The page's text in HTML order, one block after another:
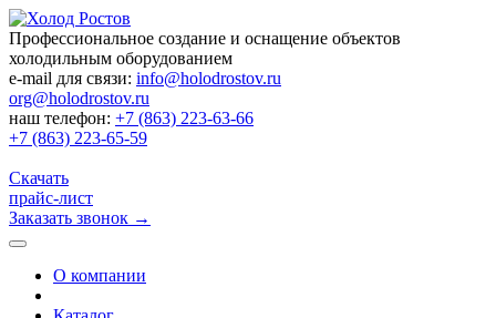
Профессиональное создание и оснащение объектов
холодильным оборудованием
e-mail для связи: info@holodrostov.ru
org@holodrostov.ru
наш телефон: +7 (863) 223-63-66
+7 (863) 223-65-59
Скачать
прайс-лист
Заказать звонок →
О компании